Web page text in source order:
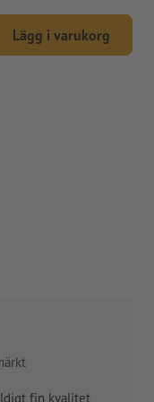
Lägg i varukorg
fin kvalitet